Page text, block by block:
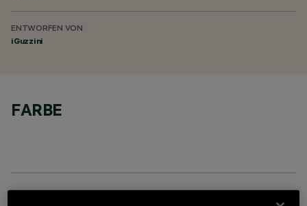
ENTWORFEN VON
iGuzzini
FARBE